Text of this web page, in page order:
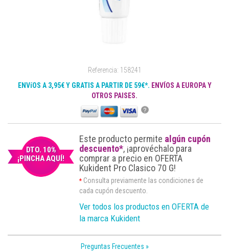
Referencia: 158241
ENVíOS A 3,95€ Y GRATIS A PARTIR DE 59€*. ENVÍOS A EUROPA Y
OTROS PAISES.
?
DTO. 10%
¡PINCHA AQUÍ!
Este producto permite algún cupón
descuento*, ¡aprovéchalo para
comprar a precio en OFERTA
Kukident Pro Clasico 70 G!
* Consulta previamente las condiciones de
cada cupón descuento.
Ver todos los productos en OFERTA de
la marca Kukident
Preguntas Frecuentes »